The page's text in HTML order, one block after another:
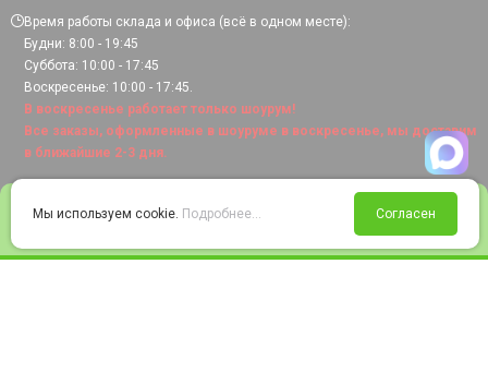
Войти Избранное Корзина
Время работы склада и офиса (всё в одном месте):
Будни: 8:00 - 19:45
Суббота: 10:00 - 17:45
Воскресенье: 10:00 - 17:45.
В воскресенье работает только шоурум!
Все заказы, оформленные в шоуруме в воскресенье, мы доставим
в ближайшие 2-3 дня.
Мы используем cookie. Подробнее... Согласен